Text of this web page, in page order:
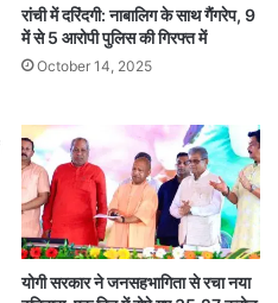
रांची में दरिंदगी: नाबालिग के साथ गैंगरेप, 9
में से 5 आरोपी पुलिस की गिरफ्त में
October 14, 2025
योगी सरकार ने जनसहभागिता से रचा नया